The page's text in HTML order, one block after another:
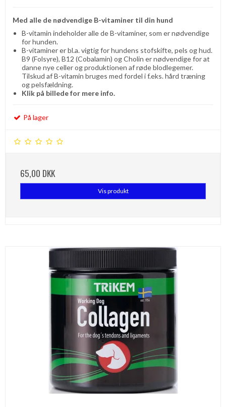
Med alle de nødvendige B-vitaminer til din hund
B-vitamin indeholder alle de B-vitaminer, som er nødvendige
for hunden.
B-vitaminer er bl.a. vigtig for hundens stofskifte, pels og hud.
B9 (Folsyre), B12 (Cobalamin) og Cholin er nødvendige for at
danne nye celler og produktionen af ​​røde blodlegemer.
Tilskud af B-vitamin bruges med fordel i f.eks. hård træning
og pelsfældning.
Klik på billede for mere info.
På lager
65,00 DKK
Vis produkt